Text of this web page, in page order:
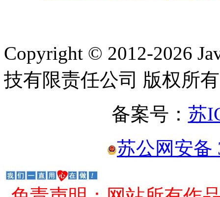
Copyright © 2012-2026
技有限责任公司 版权所有
备案号： 苏
苏公网安备